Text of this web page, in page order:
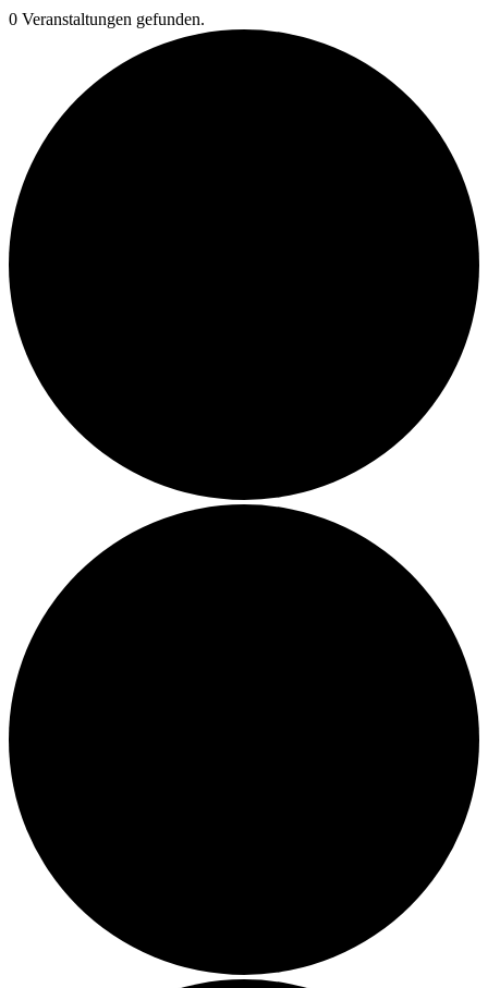
0 Veranstaltungen gefunden.